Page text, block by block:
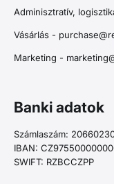
Adminisztratív,
Vásárlás -
Marketing -
Banki adatok
Számlaszám:
IBAN:
SWIFT: RZBCCZPP